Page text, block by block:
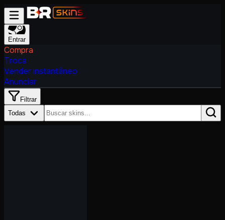
Entrar
Compra
Troca
Vender instantâneo
Anunciar
Filtrar
Todas